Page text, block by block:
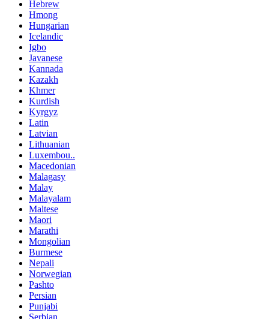
Hebrew
Hmong
Hungarian
Icelandic
Igbo
Javanese
Kannada
Kazakh
Khmer
Kurdish
Kyrgyz
Latin
Latvian
Lithuanian
Luxembou..
Macedonian
Malagasy
Malay
Malayalam
Maltese
Maori
Marathi
Mongolian
Burmese
Nepali
Norwegian
Pashto
Persian
Punjabi
Serbian